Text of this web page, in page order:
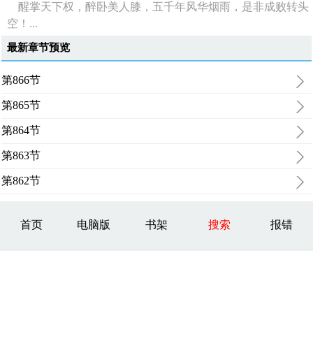
醒掌天下权，醉卧美人膝，五千年风华烟雨，是非成败转头
空！...
最新章节预览
第866节
第865节
第864节
第863节
第862节
首页 电脑版 书架 搜索 报错